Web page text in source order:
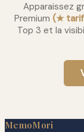
Apparaissez
Premium (★ tarif
Top 3 et la
MemoMori